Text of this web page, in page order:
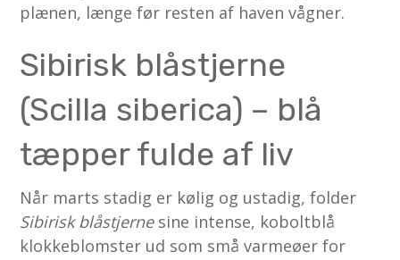
plænen, længe før resten af haven vågner.
Sibirisk blåstjerne
(Scilla siberica) – blå
tæpper fulde af liv
Når marts stadig er kølig og ustadig, folder
Sibirisk blåstjernesine intense, koboltblå
klokkeblomster ud som små varmeøer for